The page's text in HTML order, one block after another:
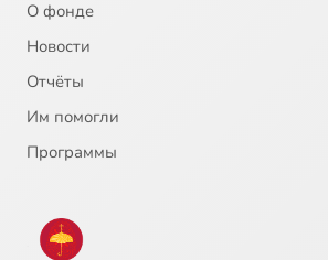
О фонде
Новости
Отчёты
Им помогли
Программы